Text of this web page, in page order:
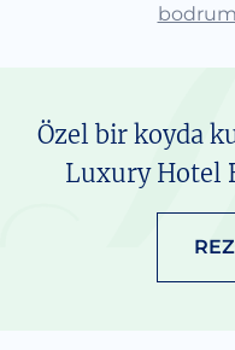
Özel bir koyda
Luxury Hotel